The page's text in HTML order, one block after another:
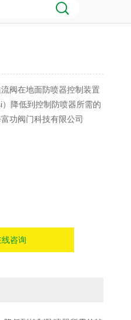
阀在地面防喷器控制装置
降低到控制防喷器所需的
功阀门科技有限公司
线咨询